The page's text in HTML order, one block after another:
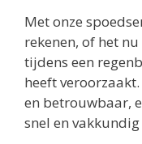
Met onze
rekenen, of het
tijdens een
heeft
en betrouwbaar,
snel en